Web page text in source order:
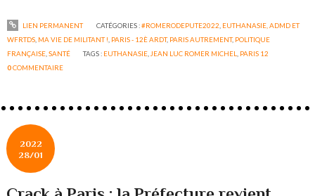
LIEN PERMANENT CATÉGORIES :#ROMERODEPUTE2022 EUTHANASIE, ADMD ET
WFRTDS MA VIE DE MILITANT ! PARIS - 12È ARDT, PARIS AUTREMENT, POLITIQUE
FRANÇAISE ,SANTÉ TAGS : EUTHANASIE JEAN LUC ROMER MICHEL
PARIS 12
0COMMENTAIRE
2022
28/01